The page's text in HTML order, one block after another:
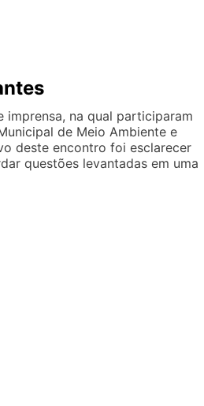
imprensa, na qual participaram
de Meio Ambiente e
deste encontro foi esclarecer
questões levantadas em uma